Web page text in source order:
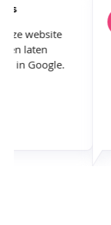
onze website
en laten
in Google.